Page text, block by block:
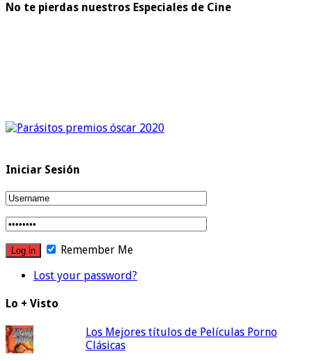
No te pierdas nuestros Especiales de Cine
Iniciar Sesión
Remember Me
Lost your password?
Lo + Visto
Los Mejores títulos de Películas Porno
Clásicas